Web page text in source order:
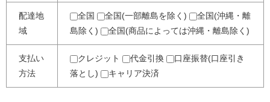
配達地
域
全国 全国(一部離島を除く)
全国(沖縄・離
島除く)
全国(商品によっては沖縄・離島除く)
支払い
方法
クレジット 代金引換
口座振替(口座引き
落とし)
キャリア決済